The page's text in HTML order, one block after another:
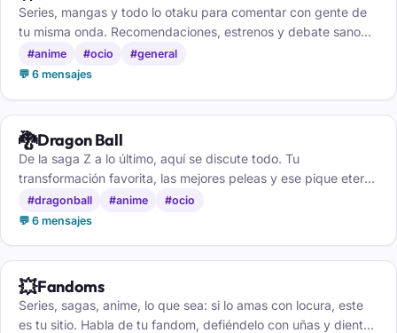
Series, mangas y todo lo otaku para comentar con gente de
tu misma onda. Recomendaciones, estrenos y debate sano
sobre tus personajes favoritos, gratis.
#anime #ocio
#general
💬 6 mensajes
🐉Dragon Ball
De la saga Z a lo último, aquí se discute todo. Tu
transformación favorita, las mejores peleas y ese pique eterno
entre Goku y Vegeta entre fans.
#dragonball #anime
#ocio
💬 6 mensajes
💥Fandoms
Series, sagas, anime, lo que sea: si lo amas con locura, este
es tu sitio. Habla de tu fandom, defiéndelo con uñas y dientes